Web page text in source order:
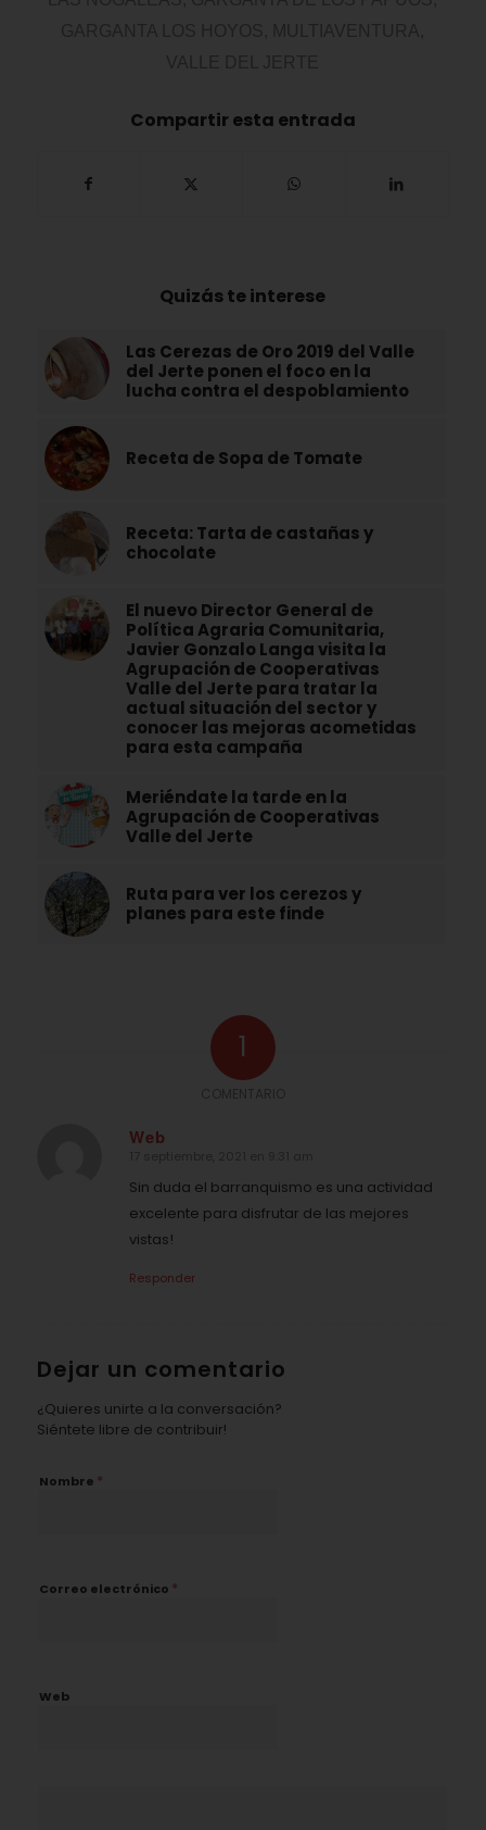
Compartir esta entrada
Quizás te interese
Las Cerezas de Oro 2019 del Valle
del Jerte ponen el foco en la
lucha contra el despoblamiento
Receta de Sopa de Tomate
Receta: Tarta de castañas y
chocolate
El nuevo Director General de
Política Agraria Comunitaria,
Javier Gonzalo Langa visita la
Agrupación de Cooperativas
Valle del Jerte para tratar la
actual situación del sector y
conocer las mejoras acometidas
para esta campaña
Meriéndate la tarde en la
Agrupación de Cooperativas
Valle del Jerte
Ruta para ver los cerezos y
planes para este finde
1
Web
Sin duda el barranquismo es una actividad
excelente para disfrutar de las mejores
vistas!
Responder
Dejar un comentario
¿Quieres unirte a la conversación?
Siéntete libre de contribuir!
Nombre *
Correo electrónico *
Web